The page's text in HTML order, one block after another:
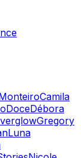
Camila
DoceDébora
Gregory
Luna